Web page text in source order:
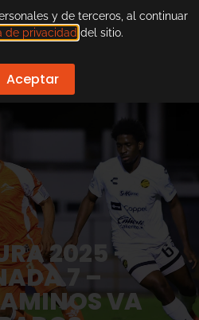
2025 –
7 –
VA
y de terceros, al continuar
de privacidad del sitio.
Aceptar